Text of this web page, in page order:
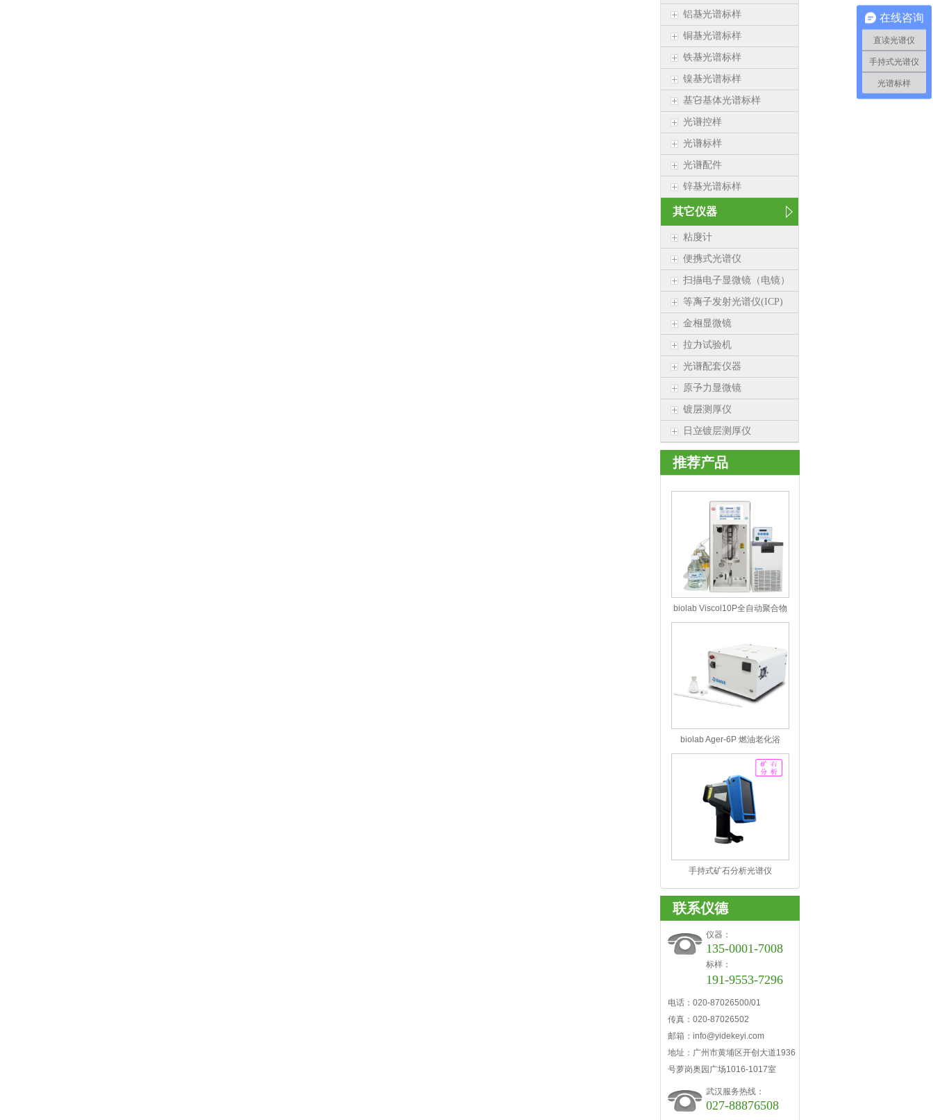
铝基光谱标样
铜基光谱标样
铁基光谱标样
镍基光谱标样
基它基体光谱标样
光谱控样
光谱标样
光谱配件
锌基光谱标样
其它仪器
粘度计
便携式光谱仪
扫描电子显微镜（电镜）
等离子发射光谱仪(ICP)
金相显微镜
拉力试验机
光谱配套仪器
原子力显微镜
镀层测厚仪
日立镀层测厚仪
推荐产品
biolab Viscol10P全自动聚合物
粘度计
biolab Ager-6P 燃油老化浴
手持式矿石分析光谱仪
联系仪德
仪器：
135-0001-7008
标样：
191-9553-7296
电话：020-87026500/01
传真：020-87026502
邮箱：info@yidekeyi.com
地址：广州市黄埔区开创大道1936
号萝岗奥园广场1016-1017室
武汉服务热线：
027-88876508
在线咨询
直读光谱仪
手持式光谱仪
光谱标样